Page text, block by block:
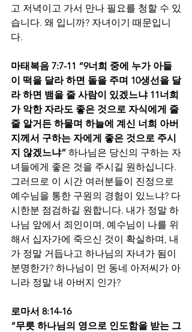
고 저녁이고 가서 만나 필요를 청할 수 있
습니다. 왜 입니까? 자녀이기 때문입니
다.
마태복음 7:7-11 “9너희 중에 누가 아들
이 떡을 달라 하면 돌을 주며 10생선을 달
라 하면 뱀을 줄 사람이 있겠느냐 11너희
가 악한 자라도 좋은 것으로 자식에게 줄
줄 알거든 하물며 하늘에 계신 너희 아버
지께서 구하는 자에게 좋은 것으로 주시
지 않겠느냐” 하나님은 당신의 구하는 자
녀들에게 좋은 것을 주시길 원하십니다.
그러므로 이 시간 여러분들이 진정으로
예수님을 통한 구원의 경험이 있느냐? 다
시한분 점검하길 원합니다. 내가 정말 하
나님 앞에서 죄인이며, 예수님이 나를 위
해서 십자가에 죽으신 것이 확실하며, 내
가 정말 거듭나고 하나님의 자녀가 됨이
분명한가? 하나님이 먼 동네 아저씨가 아
니라 정말 내 아버지 인가?
로마서 8:14-16
“무릇 하나님의 영으로 인도함을 받는 그